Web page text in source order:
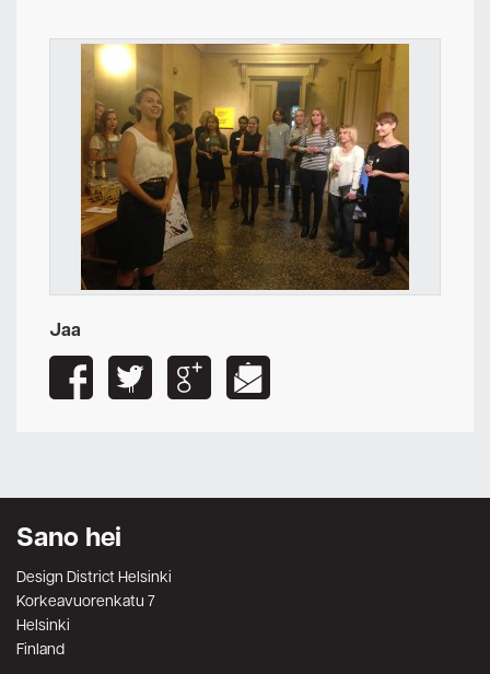
Meistä
Design District Helsingin jäsenyydestä
Ota yhteyttä
Jaa
Sano hei
Design District Helsinki
Korkeavuorenkatu 7
Helsinki
Finland